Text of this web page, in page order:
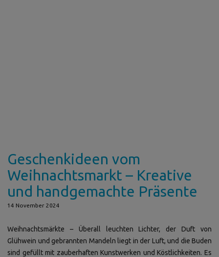
Geschenkideen vom
Weihnachtsmarkt – Kreative
und handgemachte Präsente
14 November 2024
Weihnachtsmärkte – Überall leuchten Lichter, der Duft von
Glühwein und gebrannten Mandeln liegt in der Luft, und die Buden
sind gefüllt mit zauberhaften Kunstwerken und Köstlichkeiten. Es